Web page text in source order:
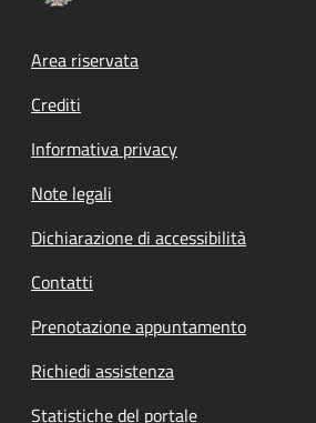
Footer menu
Area riservata
Crediti
Informativa privacy
Note legali
Dichiarazione di accessibilità
Contatti
Prenotazione appuntamento
Richiedi assistenza
Statistiche del portale